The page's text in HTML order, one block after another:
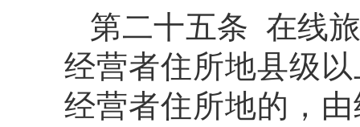
第二十五条 在线
经营者住所地县级
经营者住所地的，